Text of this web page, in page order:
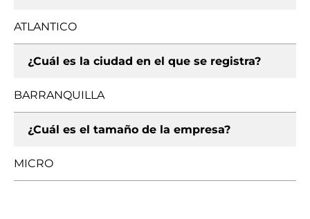
ATLANTICO
¿Cuál es la ciudad en el que se registra?
BARRANQUILLA
¿Cuál es el tamaño de la empresa?
MICRO